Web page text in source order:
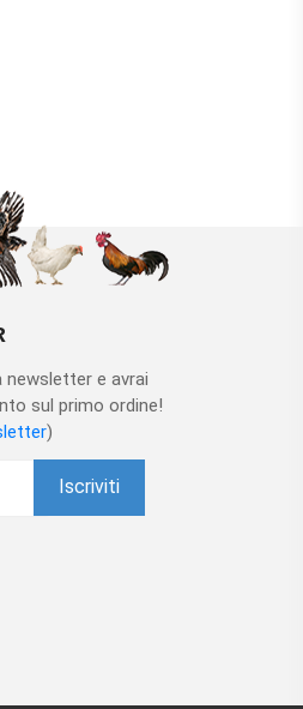
e avrai
sul primo ordine!
)
Iscriviti